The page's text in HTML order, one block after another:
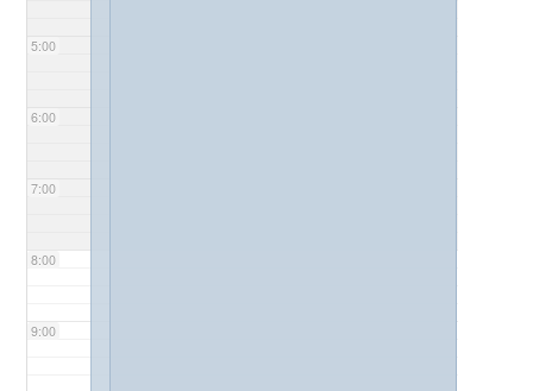
5:00
6:00
7:00
8:00
9:00